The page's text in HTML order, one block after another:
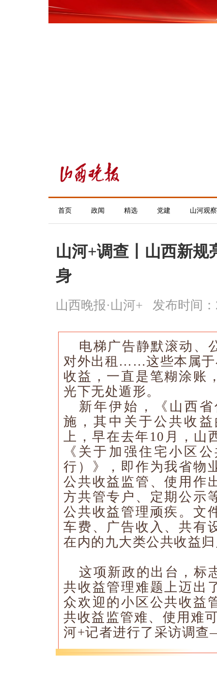
首页 政闻 精选 党建 山河观察
山河+调查丨山西新规
身
山西晚报·山河+ 发布时间：
电梯广告静默滚动、
对外出租……这些本属于
收益，一直是笔糊涂账
光下无处遁形。
新年伊始，《山西
施，其中关于公共收
上，早在去年10月，
《关于加强住宅小区
行）》，即作为我省物
公共收益监管、使用作
方共管专户、定期公示
公共收益管理顽疾。文
车费、广告收入、共有
在内的九大类公共收益
这项新政的出台，标
共收益管理难题上迈出
众欢迎的小区公共收益
共收益监管难、使用难
河+记者进行了采访